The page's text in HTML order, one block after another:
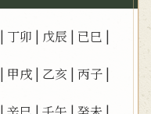
| 丁卯 | 戊辰 | 已巳 |
| 甲戌 | 乙亥 |丙子 |